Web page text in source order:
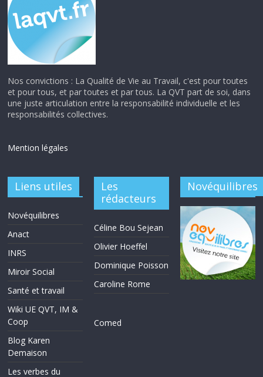
Nos convictions : La Qualité de Vie au Travail, c'est pour toutes
et pour tous, et par toutes et par tous. La QVT part de soi, dans
une juste articulation entre la responsabilité individuelle et les
responsabilités collectives.
Mention légales
Liens utiles
Novéquilibres
Anact
INRS
Miroir Social
Santé et travail
Wiki UE QVT, IM &
Coop
Blog Karen
Demaison
Les verbes du
Les
rédacteurs
Céline Bou Sejean
Olivier Hoeffel
Dominique Poisson
Caroline Rome
Comed
Novéquilibres